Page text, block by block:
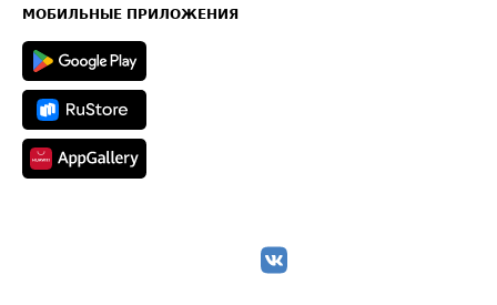
Техническая информация
МОБИЛЬНЫЕ ПРИЛОЖЕНИЯ